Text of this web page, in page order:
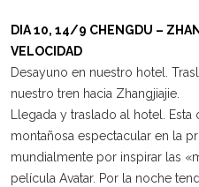
DIA 10, 14/9 CHENGDU –
VELOCIDAD
Desayuno en nuestro hotel.
nuestro tren hacia Zhangjiajie.
Llegada y traslado al hotel.
montañosa espectacular en la
mundialmente por inspirar las
película Avatar. Por la noche